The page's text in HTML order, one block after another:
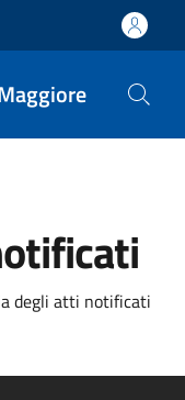
degli atti notificati